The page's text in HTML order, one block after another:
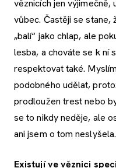
věznicích jen výjimečně,
vůbec. Častěji se stane,
„balí“ jako chlap, ale
lesba, a chováte se k ní
respektovat také.
podobného udělat,
prodloužen trest nebo
se to nikdy neděje, ale
ani jsem o tom neslyšela.
Existují ve věznici